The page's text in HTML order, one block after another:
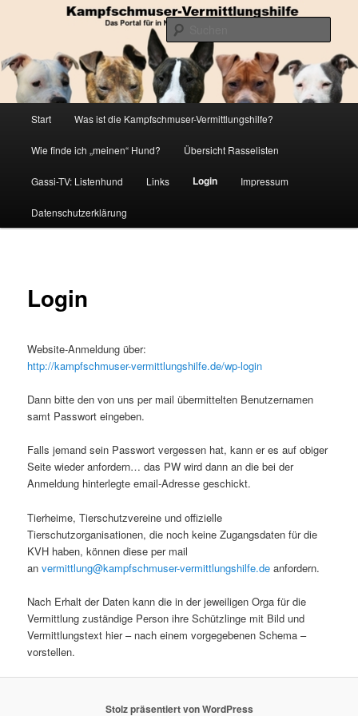
springenKampfschmuser-Vermittlungshilfe
Die Datenbank für in Not geratene Listenhunde
Start Was ist die Kampfschmuser-Vermittlungshilfe?
Wie finde ich „meinen“ Hund? Übersicht Rasselisten
Gassi-TV: Listenhund Links Login Impressum
Datenschutzerklärung
Login
Website-Anmeldung über:
http://kampfschmuser-vermittlungshilfe.de/wp-login
Dann bitte den von uns per mail übermittelten Benutzernamen
samt Passwort eingeben.
Falls jemand sein Passwort vergessen hat, kann er es auf obiger
Seite wieder anfordern… das PW wird dann an die bei der
Anmeldung hinterlegte email-Adresse geschickt.
Tierheime, Tierschutzvereine und offizielle
Tierschutzorganisationen, die noch keine Zugangsdaten für die
KVH haben, können diese per mail
anvermittlung@kampfschmuser-vermittlungshilfe.de anfordern.
Nach Erhalt der Daten kann die in der jeweiligen Orga für die
Vermittlung zuständige Person ihre Schützlinge mit Bild und
Vermittlungstext hier – nach einem vorgegebenen Schema –
vorstellen.
Stolz präsentiert von WordPress